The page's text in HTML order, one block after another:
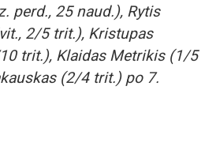
perd., 25 naud.), Rytis
2/5 trit.), Kristupas
trit.), Klaidas Metrikis (1/5
(2/4 trit.) po 7.